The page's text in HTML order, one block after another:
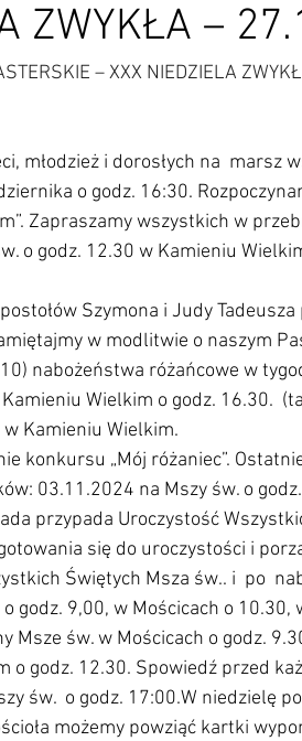
ZWYKŁA –
– XXX NIEDZIELA
młodzież i dorosłych na  marsz
o godz. 16:30.
Zapraszamy wszystkich w
o godz. 12.30 w Kamieniu
Szymona i Judy
w modlitwie o naszym
nabożeństwa różańcowe w
Wielkim o godz. 16.30.
Kamieniu Wielkim.
konkursu „Mój różaniec”.
03.11.2024 na Mszy św. o
przypada Uroczystość
się do uroczystości i
Świętych Msza św.. i  po
o godz. 9,00, w Mościcach o
Msze św. w Mościcach o godz.
o godz. 12.30. Spowiedź przed
św.  o godz. 17:00.W niedzielę
możemy powziąć kartki